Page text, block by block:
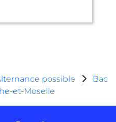
possible
Bac
et-Moselle